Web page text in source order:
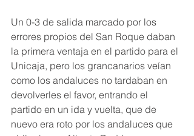
Un 0-3 de salida marcado por los
errores propios del San Roque daban
la primera ventaja en el partido para el
Unicaja, pero los grancanarios veían
como los andaluces no tardaban en
devolverles el favor, entrando el
partido en un ida y vuelta, que de
nuevo era roto por los andaluces que